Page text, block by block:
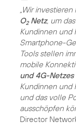
„Wir
O2Netz, um
Kundinnen und
Smartphone-
Tools stellen
mobile
und 4G-Netzes
Kundinnen und
und das volle
ausschöpfen
Director